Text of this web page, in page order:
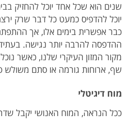
שנים הוא שכל אחד יוכל להחזיק
יוכל להדפיס כמעט כל דבר שרק
כבר אפשרית בימים אלו, אך
ההדפסה להרבה יותר נגישה.
מקור המזון העיקרי שלנו, כאשר
שף, ארוחות גורמה או סתם משולש
מוח דיגיטלי
ככל הנראה, המוח האנושי יקבל